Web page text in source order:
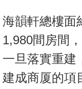
海韻軒總樓面
1,980間房間
一旦落實重建
建成商厦的項